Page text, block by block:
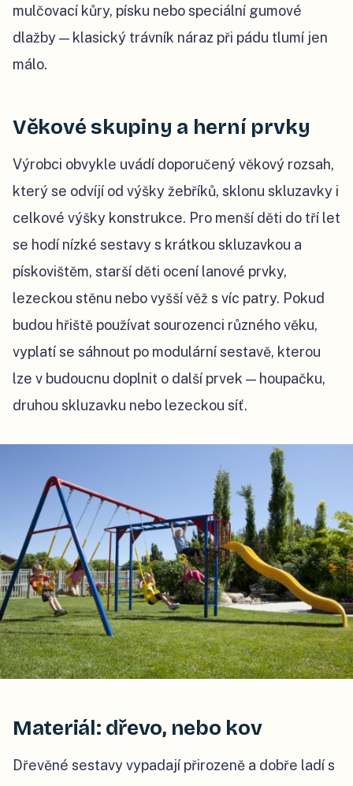
mulčovací kůry, písku nebo speciální gumové
dlažby — klasický trávník náraz při pádu tlumí jen
málo.
Věkové skupiny a herní prvky
Výrobci obvykle uvádí doporučený věkový rozsah,
který se odvíjí od výšky žebříků, sklonu skluzavky i
celkové výšky konstrukce. Pro menší děti do tří let
se hodí nízké sestavy s krátkou skluzavkou a
pískovištěm, starší děti ocení lanové prvky,
lezeckou stěnu nebo vyšší věž s víc patry. Pokud
budou hřiště používat sourozenci různého věku,
vyplatí se sáhnout po modulární sestavě, kterou
lze v budoucnu doplnit o další prvek — houpačku,
druhou skluzavku nebo lezeckou síť.
Materiál: dřevo, nebo kov
Dřevěné sestavy vypadají přirozeně a dobře ladí s